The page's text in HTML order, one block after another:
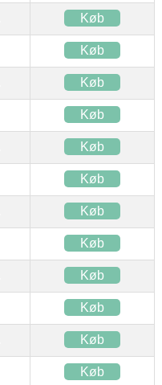
Køb
Køb
Køb
Køb
Køb
Køb
Køb
Køb
Køb
Køb
Køb
Køb